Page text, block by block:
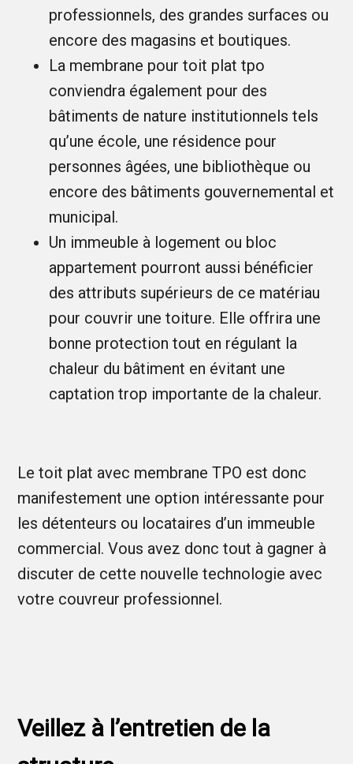
professionnels, des grandes surfaces ou
encore des magasins et boutiques.
La membrane pour toit plat tpo
conviendra également pour des
bâtiments de nature institutionnels tels
qu’une école, une résidence pour
personnes âgées, une bibliothèque ou
encore des bâtiments gouvernemental et
municipal.
Un immeuble à logement ou bloc
appartement pourront aussi bénéficier
des attributs supérieurs de ce matériau
pour couvrir une toiture. Elle offrira une
bonne protection tout en régulant la
chaleur du bâtiment en évitant une
captation trop importante de la chaleur.
Le toit plat avec membrane TPO est donc
manifestement une option intéressante pour
les détenteurs ou locataires d’un immeuble
commercial. Vous avez donc tout à gagner à
discuter de cette nouvelle technologie avec
votre couvreur professionnel.
Veillez à l’entretien de la